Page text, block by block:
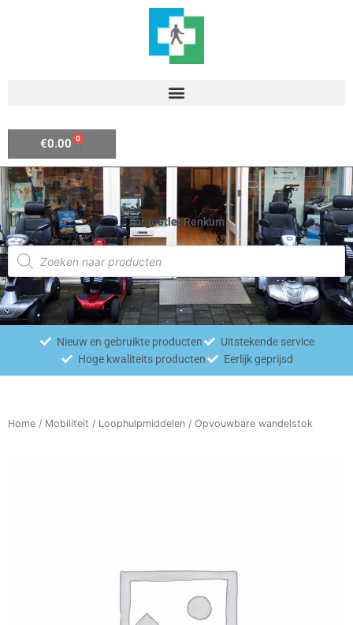
€0.00 0
Winkelwagen
Zorgoutlet Renkum
Producten
zoeken
Nieuw en gebruikte producten
Uitstekende service
Hoge kwaliteits producten
Eerlijk geprijsd
Home / Mobiliteit / Loophulpmiddelen / Opvouwbare wandelstok